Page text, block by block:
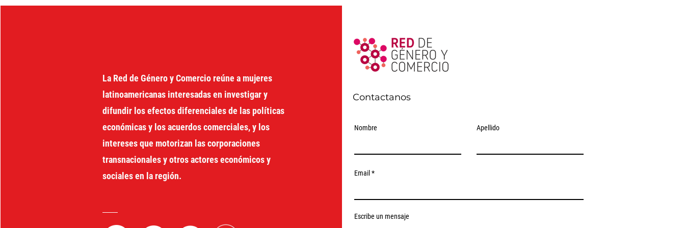
distribución de la riqueza
MENTAL
La Red de Género y Comercio reúne a mujeres
latinoamericanas interesadas en investigar y
difundir los efectos diferenciales de las políticas
económicas y los acuerdos comerciales, y los
intereses que motorizan las corporaciones
transnacionales y otros actores económicos y
sociales en la región.
Contactanos
Nombre Apellido
Email
Escribe un mensaje